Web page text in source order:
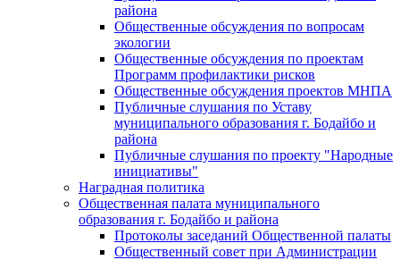
района
Общественные обсуждения по вопросам
экологии
Общественные обсуждения по проектам
Программ профилактики рисков
Общественные обсуждения проектов МНПА
Публичные слушания по Уставу
муниципального образования г. Бодайбо и
района
Публичные слушания по проекту "Народные
инициативы"
Наградная политика
Общественная палата муниципального
образования г. Бодайбо и района
Протоколы заседаний Общественной палаты
Общественный совет при Администрации